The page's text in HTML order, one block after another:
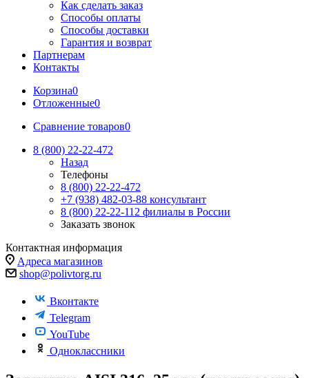
Как сделать заказ
Способы оплаты
Способы доставки
Гарантия и возврат
Партнерам
Контакты
Корзина0
Отложенные0
Сравнение товаров0
8 (800) 22-22-472
Назад
Телефоны
8 (800) 22-22-472
+7 (938) 482-03-88 консультант
8 (800) 22-22-112 филиалы в России
Заказать звонок
Контактная информация
Адреса магазинов
shop@polivtorg.ru
Вконтакте
Telegram
YouTube
Одноклассники